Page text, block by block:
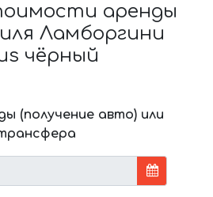
аренды
Ламборгини
чёрный
(получение авто) или